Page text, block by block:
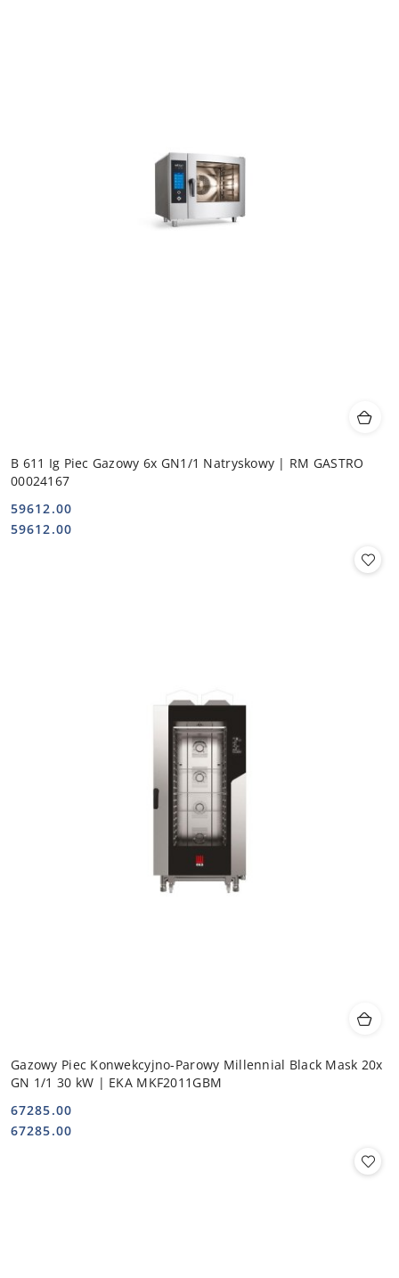
B 611 Ig Piec Gazowy 6x GN1/1 Natryskowy | RM GASTRO
00024167
Cena:
59612.00
Cena:
59612.00
Gazowy Piec Konwekcyjno-Parowy Millennial Black Mask 20x
GN 1/1 30 kW | EKA MKF2011GBM
Cena:
67285.00
Cena:
67285.00